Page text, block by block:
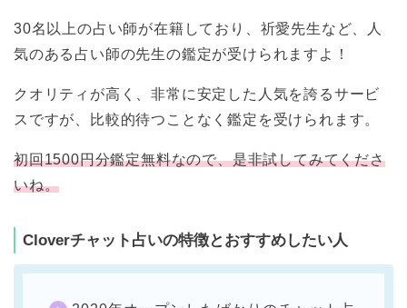
30名以上の占い師が在籍しており、祈愛先生など、人
気のある占い師の先生の鑑定が受けられますよ！
クオリティが高く、非常に安定した人気を誇るサービ
スですが、比較的待つことなく鑑定を受けられます。
初回1500円分鑑定無料なので、是非試してみてくださ
いね。
Cloverチャット占いの特徴とおすすめしたい人